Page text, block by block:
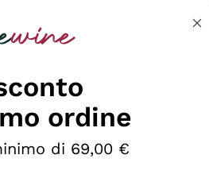
e
qui!
ordine
di 69,00 €